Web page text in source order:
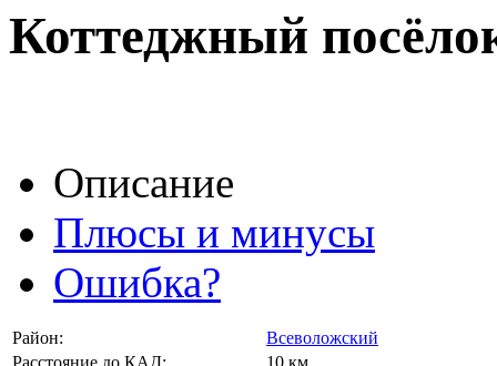
Коттеджный
Описание
Плюсы и минусы
Ошибка?
Район:
Всеволожский
Расстояние до КАД:
10 км